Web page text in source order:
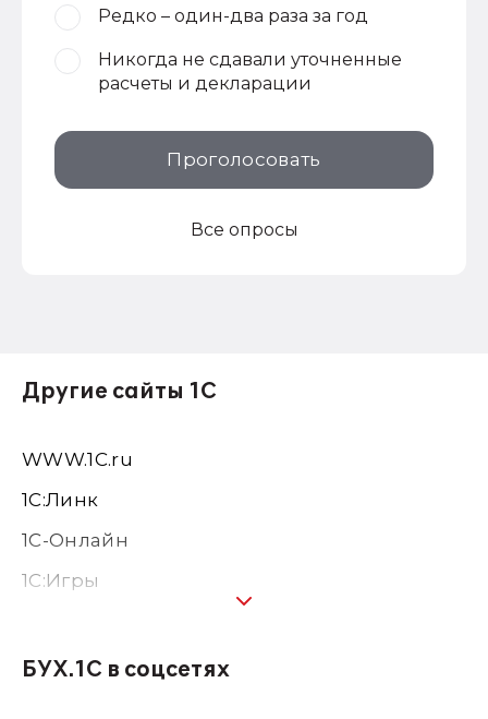
Редко – один-два раза за год
Никогда не сдавали уточненные
расчеты и декларации
Проголосовать
Все опросы
Другие сайты 1С
WWW.1С.ru
1С:Линк
1С-Онлайн
1C:Игры
1С:Консалтинг
БУХ.1С в соцсетях